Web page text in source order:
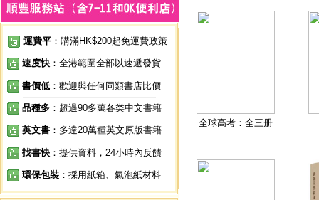
運費平 ：購滿HK$200起免運費政策
速度快 ：全港範圍全部以速遞發貨
書價低 ：歡迎與任何同類書店比價
品種多 ：超過90多萬各类中文書籍
英文書 ：多達20萬種英文原版書籍
找書快 ：提供資料，24小時內反饋
環保包裝 ：採用紙箱、氣泡紙材料
全球高考：全三册